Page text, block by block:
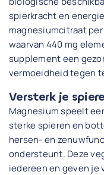
spierkracht en
magnesiumcitraat
waarvan 440 mg
supplement een
vermoeidheid tegen
Versterk je
Magnesium speelt
sterke spieren en
hersen- en
ondersteunt. Deze
iedereen en geven je